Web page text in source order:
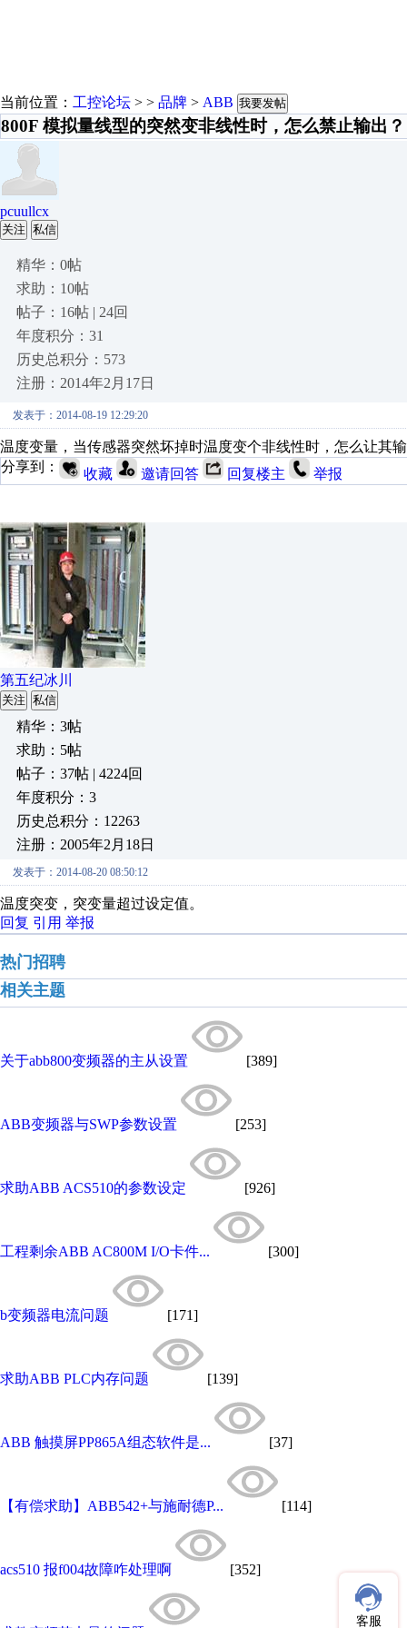
当前位置： 工控论坛 > > 品牌 > ABB 我要发帖
800F 模拟量线型的突然变非线性时，怎么禁止输出？
pcuullcx
关注 私信
精华：0帖
求助：10帖
帖子：16帖 | 24回
年度积分：31
历史总积分：573
注册：2014年2月17日
发表于：2014-08-19 12:29:20
温度变量，当传感器突然坏掉时温度变个非线性时，怎么让其
分享到：
收藏 邀请回答 回复楼主 举报
第五纪冰川
关注 私信
精华：3帖
求助：5帖
帖子：37帖 | 4224回
年度积分：3
历史总积分：12263
注册：2005年2月18日
发表于：2014-08-20 08:50:12
温度突变，突变量超过设定值。
回复 引用 举报
热门招聘
相关主题
关于abb800变频器的主从设置 [389]
ABB变频器与SWP参数设置 [253]
求助ABB ACS510的参数设定 [926]
工程剩余ABB AC800M I/O卡件... [300]
b变频器电流问题 [171]
求助ABB PLC内存问题 [139]
ABB 触摸屏PP865A组态软件是... [37]
【有偿求助】ABB542+与施耐德P... [114]
acs510 报f004故障咋处理啊 [352]
客服